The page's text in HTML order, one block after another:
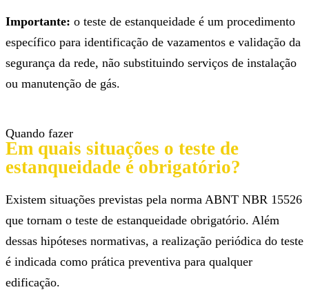
Importante: o teste de estanqueidade é um procedimento
específico para identificação de vazamentos e validação da
segurança da rede, não substituindo serviços de instalação
ou manutenção de gás.
Quando fazer
Em quais situações o teste de
estanqueidade é obrigatório?
Existem situações previstas pela norma ABNT NBR 15526
que tornam o teste de estanqueidade obrigatório. Além
dessas hipóteses normativas, a realização periódica do teste
é indicada como prática preventiva para qualquer
edificação.